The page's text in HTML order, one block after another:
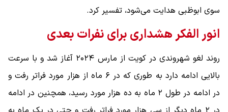
سوی ابوظبی هدایت می‌شود، تفسیر کرد.
انور الفکر هشداری برای نفرات بعدی
روند لغو شهروندی در کویت از مارس ۲۰۲۴ آغاز شد و با سرعت
بالایی ادامه دارد به طوری که در ۶ ماه از هزار مورد فراتر رفت و
در ادامه در طول ۲ ماه به ده هزار مورد رسید، همچنین در ادامه